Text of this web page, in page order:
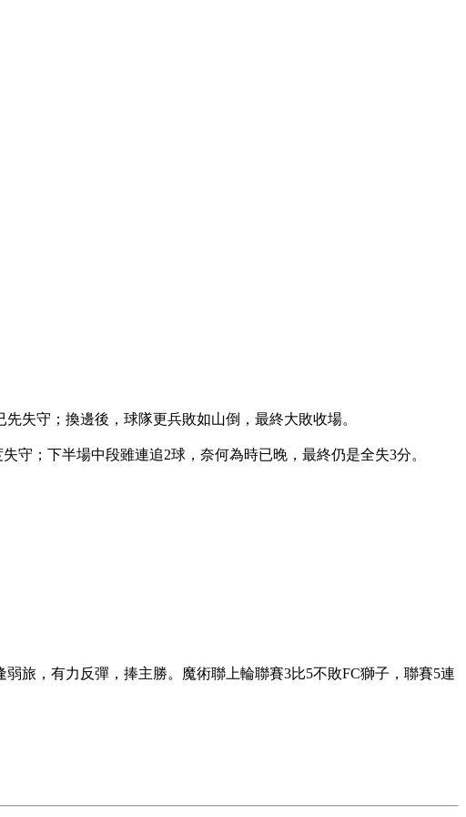
失守；換邊後，球隊更兵敗如山倒，最終大敗收場。
守；下半場中段雖連追2球，奈何為時已晚，最終仍是全失3分。
旅，有力反彈，捧主勝。魔術聯上輪聯賽3比5不敗FC獅子，聯賽5連